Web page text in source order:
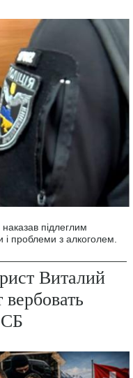
підлеглим
і проблеми з алкоголем.
Виталий